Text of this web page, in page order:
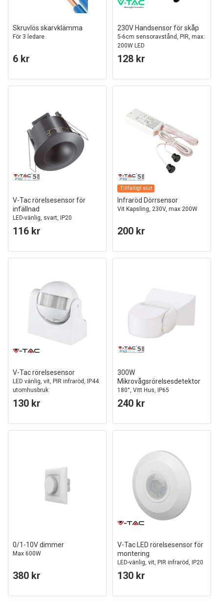
Skruvlös skarvklämma
För 3 ledare
6 kr
230V Handsensor för skåp
5-6cm sensoravstånd, PIR, max:
200W LED
128 kr
V-Tac rörelsesensor för
infällnad
LED-vänlig, svart, IP20
116 kr
Tillfälligt slut
Infraröd Dörrsensor
Vit Kapsling, 230V, max 200W
200 kr
V-Tac rörelsesensor
LED vänlig, vit, PIR infraröd, IP44
utomhusbruk
130 kr
300W
Mikrovågsrörelsesdetektor
180°, Vitt Hus, IP65
240 kr
0/1-10V dimmer
Max 600W
380 kr
V-Tac LED rörelsesensor för
montering
LED-vänlig, vit, PIR infraröd, IP20
inomhus
130 kr